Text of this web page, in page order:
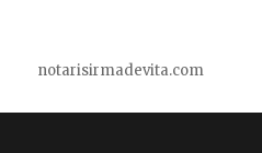
notarisirmadevita.com